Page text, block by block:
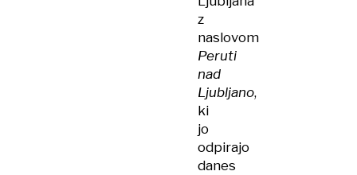
z
naslovom
Peruti
nad
Ljubljano,
ki
jo
odpirajo
danes